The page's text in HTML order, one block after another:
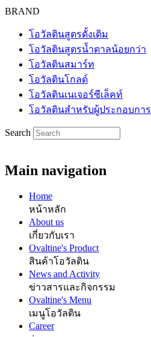
BRAND
โอวัลตินสูตรดั้งเดิม
โอวัลตินสูตรน้ำตาลน้อยกว่า
โอวัลตินสมาร์ท
โอวัลตินโกลด์
โอวัลตินเนเจอร์ซีเล็คท์
โอวัลตินสำหรับผู้ประกอบการ
Search
Main navigation
Home
หน้าหลัก
About us
เกี่ยวกับเรา
Ovaltine's Product
สินค้าโอวัลติน
News and Activity
ข่าวสารและกิจกรรม
Ovaltine's Menu
เมนูโอวัลติน
Career